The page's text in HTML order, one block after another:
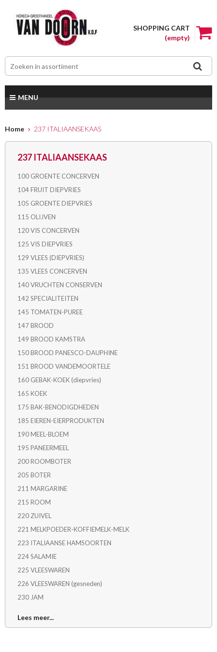
SHOPPING CART
(empty)
MENU
Home 237 ITALIAANSEKAAS
237 ITALIAANSEKAAS
100 GROENTE CONCERVEN
104 FRUIT DIEPVRIES
105 GROENTE DIEPVRIES
115 OLIJVEN
120 VIS CONCERVEN
125 VIS DIEPVRIES
129 VLEES (DIEPVRIES)
135 VLEES CONCERVEN
140 VRUCHTEN CONSERVEN
142 SPECIALITEITEN
145 TOMATEN-PUREE
147 BROOD
149 BROOD KAMSTRA
150 BROOD PANESCO-DAUPHINE
151 BROOD VANDEMOORTELE
160 GEBAK-KOEK (diepvries)
165 KOEK
175 BAK-BENODIGDHEDEN
185 EIEREN-EIERPRODUKTEN
190 MEEL-BLOEM
195 PANEERMEEL
200 ROOMBOTER
205 BOTER
211 MARGARINE
215 ROOM
220 ZUIVEL
221 MELKPOEDER-KOFFIEMELK-MELK
223 ITALIAANSE HAMSOORTEN
224 SALAMIE
225 VLEESWAREN
226 VLEESWAREN (gesneden)
230 JAM
Lees meer...